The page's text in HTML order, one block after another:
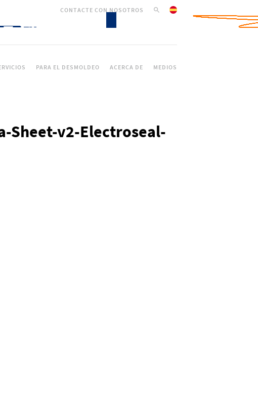
PARA EL DESMOLDEO ACERCA DE MEDIOS
CONTACTE CON NOSOTROS
Sheet-v2-Electroseal-